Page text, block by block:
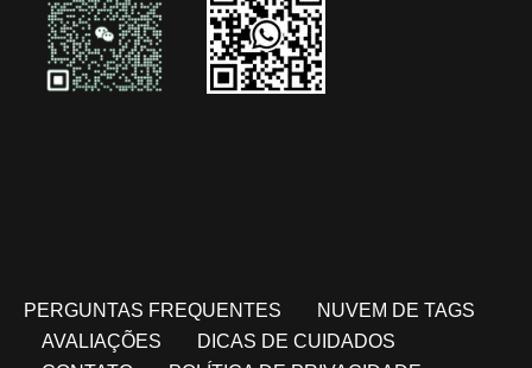
PERGUNTAS FREQUENTES
NUVEM DE TAGS
AVALIAÇÕES
DICAS DE CUIDADOS